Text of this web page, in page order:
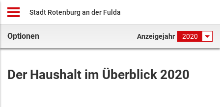
Stadt Rotenburg an der Fulda
Optionen Anzeigejahr 2020
Der Haushalt im Überblick 2020